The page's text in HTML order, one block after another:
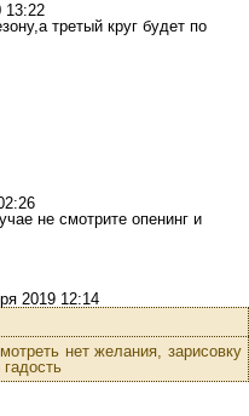
13:22
третый круг будет по
не смотрите опенинг и
2019 12:14
нет желания, зарисовку